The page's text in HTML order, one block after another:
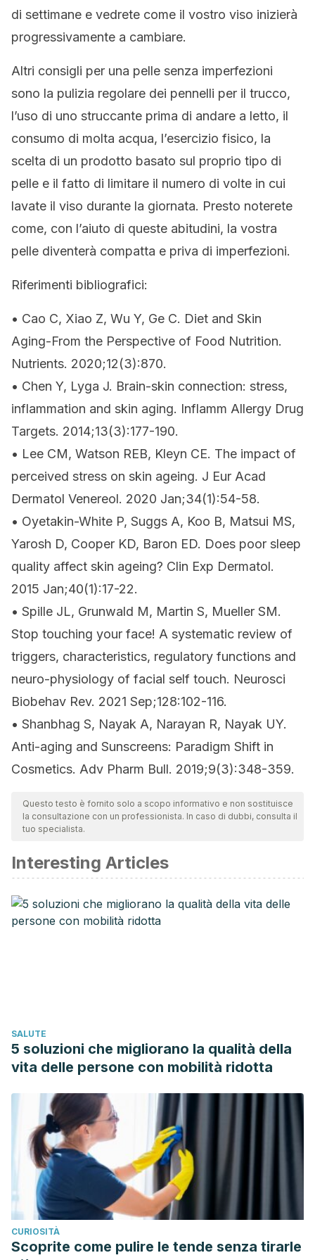
di settimane e vedrete come il vostro viso inizierà
progressivamente a cambiare.
Altri consigli per una pelle senza imperfezioni
sono la pulizia regolare dei pennelli per il trucco,
l’uso di uno struccante prima di andare a letto, il
consumo di molta acqua, l’esercizio fisico, la
scelta di un prodotto basato sul proprio tipo di
pelle e il fatto di limitare il numero di volte in cui
lavate il viso durante la giornata. Presto noterete
come, con l’aiuto di queste abitudini, la vostra
pelle diventerà compatta e priva di imperfezioni.
Riferimenti bibliografici:
• Cao C, Xiao Z, Wu Y, Ge C. Diet and Skin
Aging-From the Perspective of Food Nutrition.
Nutrients. 2020;12(3):870.
• Chen Y, Lyga J. Brain-skin connection: stress,
inflammation and skin aging. Inflamm Allergy Drug
Targets. 2014;13(3):177-190.
• Lee CM, Watson REB, Kleyn CE. The impact of
perceived stress on skin ageing. J Eur Acad
Dermatol Venereol. 2020 Jan;34(1):54-58.
• Oyetakin-White P, Suggs A, Koo B, Matsui MS,
Yarosh D, Cooper KD, Baron ED. Does poor sleep
quality affect skin ageing? Clin Exp Dermatol.
2015 Jan;40(1):17-22.
• Spille JL, Grunwald M, Martin S, Mueller SM.
Stop touching your face! A systematic review of
triggers, characteristics, regulatory functions and
neuro-physiology of facial self touch. Neurosci
Biobehav Rev. 2021 Sep;128:102-116.
• Shanbhag S, Nayak A, Narayan R, Nayak UY.
Anti-aging and Sunscreens: Paradigm Shift in
Cosmetics. Adv Pharm Bull. 2019;9(3):348-359.
Questo testo è fornito solo a scopo informativo e non sostituisce
la consultazione con un professionista. In caso di dubbi, consulta il
tuo specialista.
Interesting Articles
SALUTE
5 soluzioni che migliorano la qualità della
vita delle persone con mobilità ridotta
CURIOSITÀ
Scoprite come pulire le tende senza tirarle